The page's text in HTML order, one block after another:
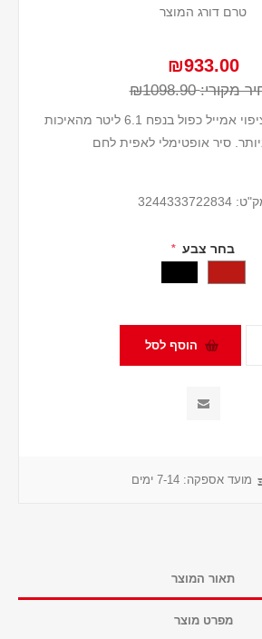
טרם דורג המוצר
₪933.00
מקורי: ₪1098.90
סיר ברזל יצוק עם ציפוי אמייל כפול בנפח 6.1 ליטר מהאיכות
סיר אופטימלי לאפית לחם
3244333722834
בחר צבע *
מועד אספקה: 7-14 ימים
תאור המוצר
מפרט מוצר